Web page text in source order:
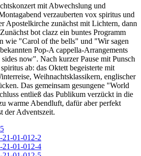
mit Abwechslung und
verzauberten vox spiritus und
Apostelkirche zunächst mit Lichtern, dann
bot clazz ein buntes Programm
wie "Carol of the bells" und "Wir sagen
Pop-A cappella-Arrangements
now". Nach kurzer Pause mit Punsch
ab: das Oktett begeisterte mit
Weihnachtsklassikern, englischer
Das gemeinsam gesungene "World
entließ das Publikum verzückt in die
warme Abendluft, dafür aber perfekt
der Adventszeit.